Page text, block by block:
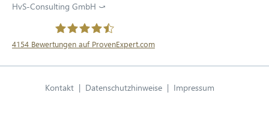
HvS-Consulting GmbH ⤻
HvS-Consulting GmbH / IS-FOX
4154 Bewertungen auf ProvenExpert.com
Kontakt Datenschutzhinweise
Impressum